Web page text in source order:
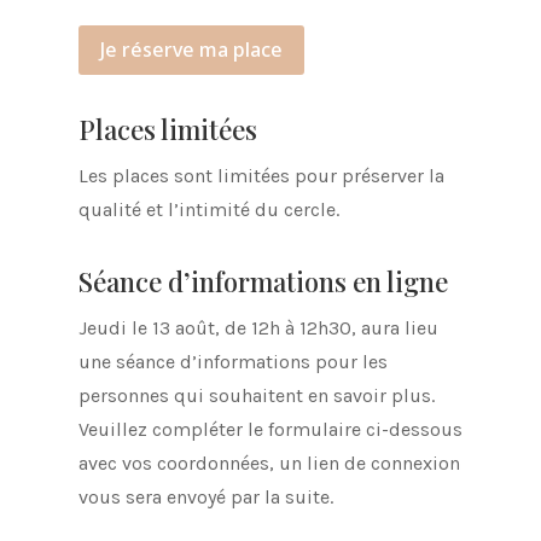
Je réserve ma place
Places limitées
Les places sont limitées pour préserver la
qualité et l’intimité du cercle.
Séance d’informations en ligne
Jeudi le 13 août, de 12h à 12h30, aura lieu
une séance d’informations pour les
personnes qui souhaitent en savoir plus.
Veuillez compléter le formulaire ci-dessous
avec vos coordonnées, un lien de connexion
vous sera envoyé par la suite.